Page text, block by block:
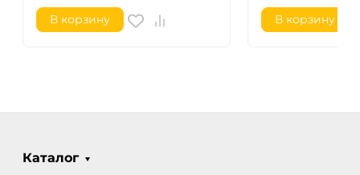
В корзину В корзину
Каталог